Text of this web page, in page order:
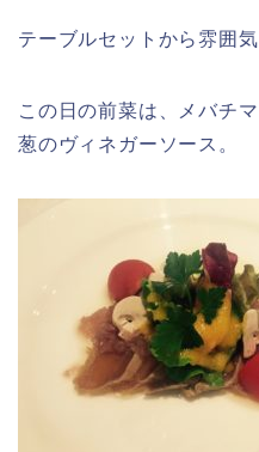
テーブルセットから雰囲気
この日の前菜は、メバチ
葱のヴィネガーソース。